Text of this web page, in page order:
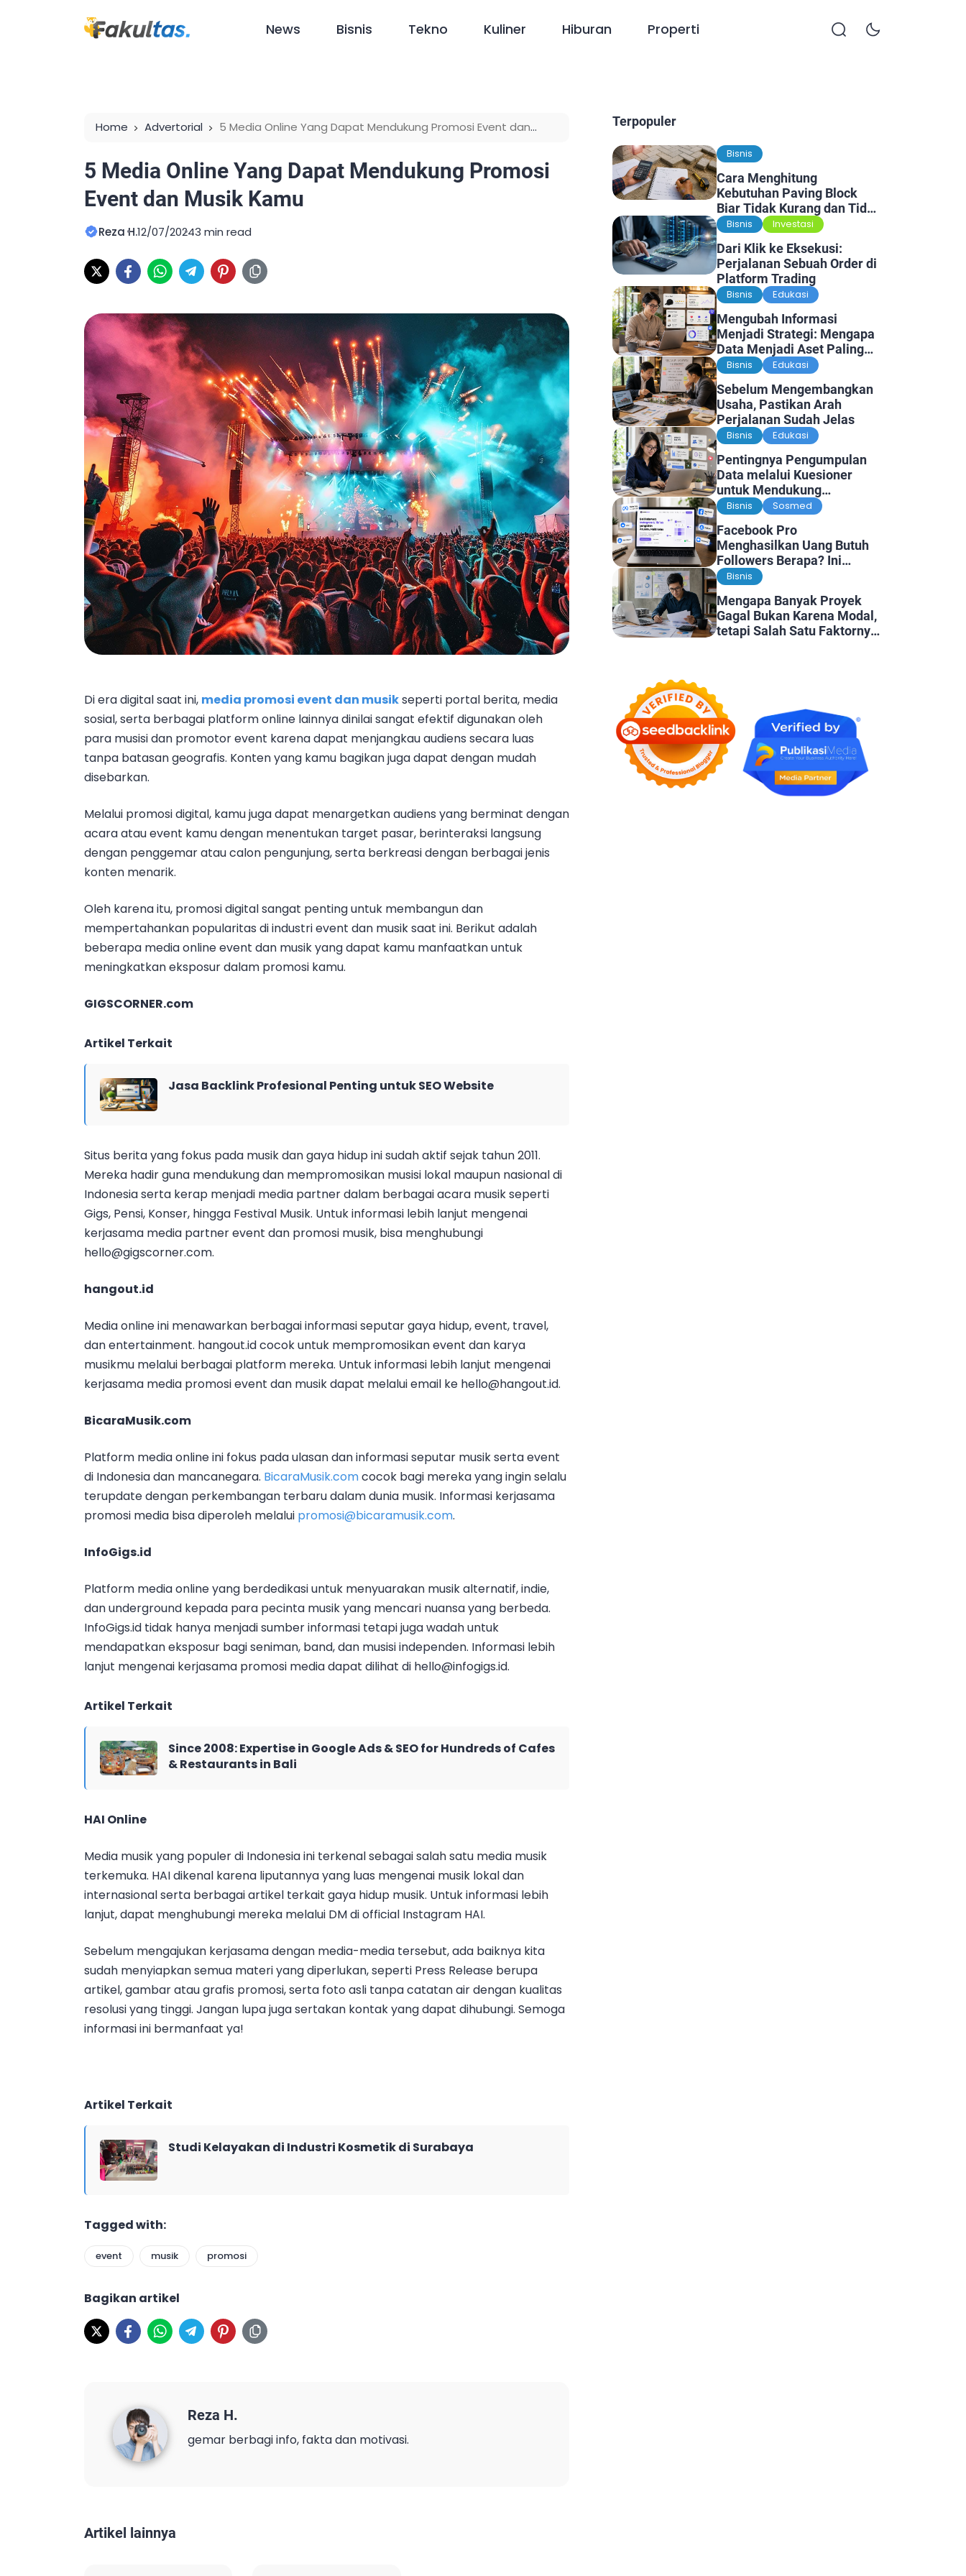
News Bisnis Tekno Kuliner Hiburan Properti
Home Advertorial
5 Media Online Yang Dapat Mendukung Promosi Event dan
5 Media Online Yang Dapat Mendukung Promosi
Event dan Musik Kamu
Reza H.12/07/20243 min read
Di era digital saat ini, media promosi event dan musikseperti portal berita, media
sosial, serta berbagai platform online lainnya dinilai sangat efektif digunakan oleh
para musisi dan promotor event karena dapat menjangkau audiens secara luas
tanpa batasan geografis. Konten yang kamu bagikan juga dapat dengan mudah
disebarkan.
Melalui promosi digital, kamu juga dapat menargetkan audiens yang berminat dengan
acara atau event kamu dengan menentukan target pasar, berinteraksi langsung
dengan penggemar atau calon pengunjung, serta berkreasi dengan berbagai jenis
konten menarik.
Oleh karena itu, promosi digital sangat penting untuk membangun dan
mempertahankan popularitas di industri event dan musik saat ini. Berikut adalah
beberapa media online event dan musik yang dapat kamu manfaatkan untuk
meningkatkan eksposur dalam promosi kamu.
GIGSCORNER.com
Artikel Terkait
Jasa Backlink Profesional Penting untuk SEO Website
Situs berita yang fokus pada musik dan gaya hidup ini sudah aktif sejak tahun 2011.
Mereka hadir guna mendukung dan mempromosikan musisi lokal maupun nasional di
Indonesia serta kerap menjadi media partner dalam berbagai acara musik seperti
Gigs, Pensi, Konser, hingga Festival Musik. Untuk informasi lebih lanjut mengenai
kerjasama media partner event dan promosi musik, bisa menghubungi
hello@gigscorner.com.
hangout.id
Media online ini menawarkan berbagai informasi seputar gaya hidup, event, travel,
dan entertainment. hangout.id cocok untuk mempromosikan event dan karya
musikmu melalui berbagai platform mereka. Untuk informasi lebih lanjut mengenai
kerjasama media promosi event dan musik dapat melalui email ke hello@hangout.id.
BicaraMusik.com
Platform media online ini fokus pada ulasan dan informasi seputar musik serta event
di Indonesia dan mancanegara. BicaraMusik.comcocok bagi mereka yang ingin selalu
terupdate dengan perkembangan terbaru dalam dunia musik. Informasi kerjasama
promosi media bisa diperoleh melalui promosi@bicaramusik.com.
InfoGigs.id
Platform media online yang berdedikasi untuk menyuarakan musik alternatif, indie,
dan underground kepada para pecinta musik yang mencari nuansa yang berbeda.
InfoGigs.id tidak hanya menjadi sumber informasi tetapi juga wadah untuk
mendapatkan eksposur bagi seniman, band, dan musisi independen. Informasi lebih
lanjut mengenai kerjasama promosi media dapat dilihat di hello@infogigs.id.
Artikel Terkait
Since 2008: Expertise in Google Ads & SEO for Hundreds of Cafes
& Restaurants in Bali
HAI Online
Media musik yang populer di Indonesia ini terkenal sebagai salah satu media musik
terkemuka. HAI dikenal karena liputannya yang luas mengenai musik lokal dan
internasional serta berbagai artikel terkait gaya hidup musik. Untuk informasi lebih
lanjut, dapat menghubungi mereka melalui DM di official Instagram HAI.
Sebelum mengajukan kerjasama dengan media-media tersebut, ada baiknya kita
sudah menyiapkan semua materi yang diperlukan, seperti Press Release berupa
artikel, gambar atau grafis promosi, serta foto asli tanpa catatan air dengan kualitas
resolusi yang tinggi. Jangan lupa juga sertakan kontak yang dapat dihubungi. Semoga
informasi ini bermanfaat ya!
Artikel Terkait
Studi Kelayakan di Industri Kosmetik di Surabaya
Tagged with:
event musik promosi
Bagikan artikel
Reza H.
gemar berbagi info, fakta dan motivasi.
Artikel lainnya
Terpopuler
Bisnis
Cara Menghitung
Kebutuhan Paving Block
Biar Tidak Kurang dan Tidak
Kelebihan
Bisnis Investasi
Dari Klik ke Eksekusi:
Perjalanan Sebuah Order di
Platform Trading
Bisnis Edukasi
Mengubah Informasi
Menjadi Strategi: Mengapa
Data Menjadi Aset Paling
Berharga di Era Digital
Bisnis Edukasi
Sebelum Mengembangkan
Usaha, Pastikan Arah
Perjalanan Sudah Jelas
Bisnis Edukasi
Pentingnya Pengumpulan
Data melalui Kuesioner
untuk Mendukung
Penelitian dan Pengambilan
Bisnis Sosmed
Facebook Pro
Menghasilkan Uang Butuh
Followers Berapa? Ini
Faktanya
Bisnis
Mengapa Banyak Proyek
Gagal Bukan Karena Modal,
tetapi Salah Satu Faktornya